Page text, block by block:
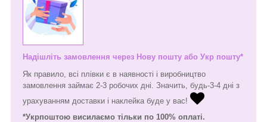
Надішліть замовлення через Нову пошту або Укр пошту*
Як правило, всі плівки є в наявності і виробництво
замовлення займає 2-3 робочих дні. Значить, будь-3-4 дні з
урахуванням доставки і наклейка буде у вас!
*Укрпоштою висилаємо тільки по 100% оплаті.